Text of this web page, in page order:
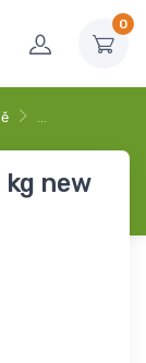
0
…
new